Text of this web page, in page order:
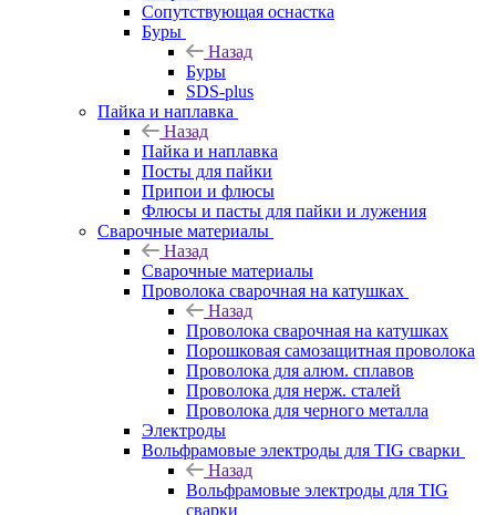
Сопутствующая оснастка
Буры
Назад
Буры
SDS-plus
Пайка и наплавка
Назад
Пайка и наплавка
Посты для пайки
Припои и флюсы
Флюсы и пасты для пайки и лужения
Сварочные материалы
Назад
Сварочные материалы
Проволока сварочная на катушках
Назад
Проволока сварочная на катушках
Порошковая самозащитная проволока
Проволока для алюм. сплавов
Проволока для нерж. сталей
Проволока для черного металла
Электроды
Вольфрамовые электроды для TIG сварки
Назад
Вольфрамовые электроды для TIG
сварки